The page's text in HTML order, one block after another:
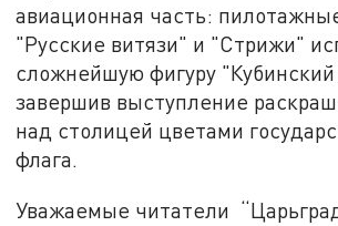
авиационная часть:
"Русские витязи" и "Стрижи"
сложнейшую фигуру
завершив выступление
над столицей цветами
флага.
Уважаемые читатели